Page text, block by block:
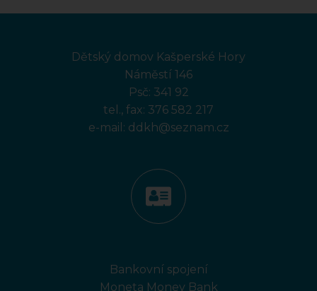
Dětský domov Kašperské Hory
Náměstí 146
Psč: 341 92
tel., fax: 376 582 217
e-mail: ddkh@seznam.cz
Bankovní spojení
Moneta Money Bank